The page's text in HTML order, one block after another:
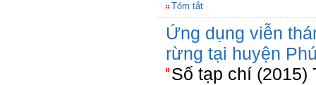
Tóm tắt
Ứng dụng viễn
rừng tại huyện
Số tạp chí (2015)